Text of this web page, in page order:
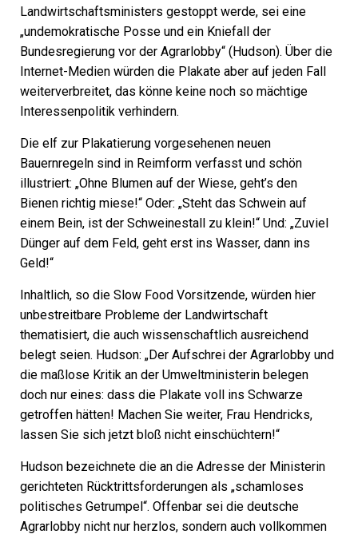
Landwirtschaftsministers gestoppt werde, sei eine
„undemokratische Posse und ein Kniefall der
Bundesregierung vor der Agrarlobby“ (Hudson). Über die
Internet-Medien würden die Plakate aber auf jeden Fall
weiterverbreitet, das könne keine noch so mächtige
Interessenpolitik verhindern.
Die elf zur Plakatierung vorgesehenen neuen
Bauernregeln sind in Reimform verfasst und schön
illustriert: „Ohne Blumen auf der Wiese, geht’s den
Bienen richtig miese!“ Oder: „Steht das Schwein auf
einem Bein, ist der Schweinestall zu klein!“ Und: „Zuviel
Dünger auf dem Feld, geht erst ins Wasser, dann ins
Geld!“
Inhaltlich, so die Slow Food Vorsitzende, würden hier
unbestreitbare Probleme der Landwirtschaft
thematisiert, die auch wissenschaftlich ausreichend
belegt seien. Hudson: „Der Aufschrei der Agrarlobby und
die maßlose Kritik an der Umweltministerin belegen
doch nur eines: dass die Plakate voll ins Schwarze
getroffen hätten! Machen Sie weiter, Frau Hendricks,
lassen Sie sich jetzt bloß nicht einschüchtern!“
Hudson bezeichnete die an die Adresse der Ministerin
gerichteten Rücktrittsforderungen als „schamloses
politisches Getrumpel“. Offenbar sei die deutsche
Agrarlobby nicht nur herzlos, sondern auch vollkommen